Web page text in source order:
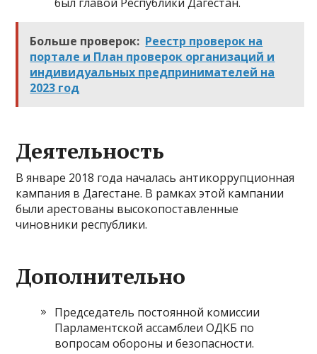
Больше проверок: Реестр проверок на
портале и План проверок организаций и
индивидуальных предпринимателей на
2023 год
Деятельность
В январе 2018 года началась антикоррупционная
кампания в Дагестане. В рамках этой кампании
были арестованы высокопоставленные
чиновники республики.
Дополнительно
Председатель постоянной комиссии
Парламентской ассамблеи ОДКБ по
вопросам обороны и безопасности.